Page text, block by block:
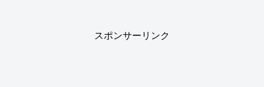
スポンサーリンク